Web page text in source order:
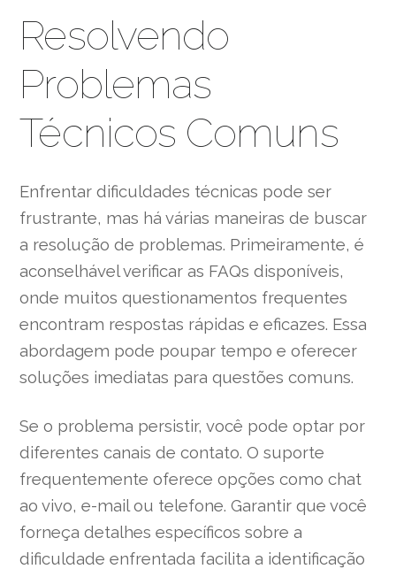
Resolvendo
Problemas
Técnicos Comuns
Enfrentar dificuldades técnicas pode ser
frustrante, mas há várias maneiras de buscar
a resolução de problemas. Primeiramente, é
aconselhável verificar as FAQs disponíveis,
onde muitos questionamentos frequentes
encontram respostas rápidas e eficazes. Essa
abordagem pode poupar tempo e oferecer
soluções imediatas para questões comuns.
Se o problema persistir, você pode optar por
diferentes canais de contato. O suporte
frequentemente oferece opções como chat
ao vivo, e-mail ou telefone. Garantir que você
forneça detalhes específicos sobre a
dificuldade enfrentada facilita a identificação